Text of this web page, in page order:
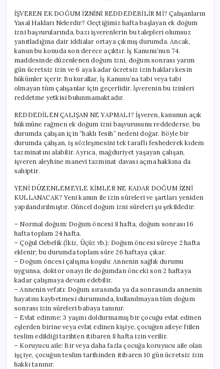
İŞVEREN EK DOĞUM İZNİNİ REDDEDEBİLİR Mİ? Çalışanların
Yasal Hakları Nelerdir? Geçtiğimiz hafta başlayan ek doğum
izni başvurularında, bazı işverenlerin bu talepleri olumsuz
yanıtladığına dair iddialar ortaya çıkmış durumda. Ancak,
kanun bu konuda son derece açıktır. İş Kanunu’nun 74.
maddesinde düzenlenen doğum izni, doğum sonrası yarım
gün ücretsiz izin ve 6 aya kadar ücretsiz izin hakları kesin
hükümler içerir. Bu kurallar, İş Kanunu’na tabi veya tabi
olmayan tüm çalışanlar için geçerlidir. İşverenin bu izinleri
reddetme yetkisi bulunmamaktadır.
REDDEDİLEN ÇALIŞAN NE YAPMALI? İşveren, kanunun açık
hükmüne rağmen ek doğum izni başvurusunu reddederse, bu
durumda çalışan için “haklı fesih” nedeni doğar. Böyle bir
durumda çalışan, iş sözleşmesini tek taraflı feshederek kıdem
tazminatını alabilir. Ayrıca, mağduriyet yaşayan çalışan,
işveren aleyhine manevi tazminat davası açma hakkına da
sahiptir.
YENİ DÜZENLEMEYLE KİMLER NE KADAR DOĞUM İZNİ
KULLANACAK? Yeni kanun ile izin süreleri ve şartları yeniden
yapılandırılmıştır. Güncel doğum izni süreleri şu şekildedir:
– Normal doğum: Doğum öncesi 8 hafta, doğum sonrası 16
hafta toplam 24 hafta.
– Çoğul Gebelik (İkiz, Üçüz vb.): Doğum öncesi süreye 2 hafta
eklenir; bu durumda toplam süre 26 haftaya çıkar.
– Doğum öncesi çalışma koşulu: Annenin sağlık durumu
uygunsa, doktor onayı ile doğumdan önceki son 2 haftaya
kadar çalışmaya devam edebilir.
– Annenin vefatı: Doğum sırasında ya da sonrasında annenin
hayatını kaybetmesi durumunda, kullanılmayan tüm doğum
sonrası izin süreleri babaya tanınır.
– Evlat edinme: 3 yaşını doldurmamış bir çocuğu evlat edinen
eşlerden birine veya evlat edinen kişiye, çocuğun aileye fiilen
teslim edildiği tarihten itibaren 8 hafta izin verilir.
– Koruyucu aile: Bir veya daha fazla çocuğa koruyucu aile olan
işçiye, çocuğun teslim tarihinden itibaren 10 gün ücretsiz izin
hakkı tanınır.